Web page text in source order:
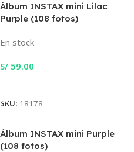
Álbum INSTAX mini Lilac
Purple (108 fotos)
En stock
S/ 59.00
SKU: 18178
Álbum INSTAX mini Purple
(108 fotos)